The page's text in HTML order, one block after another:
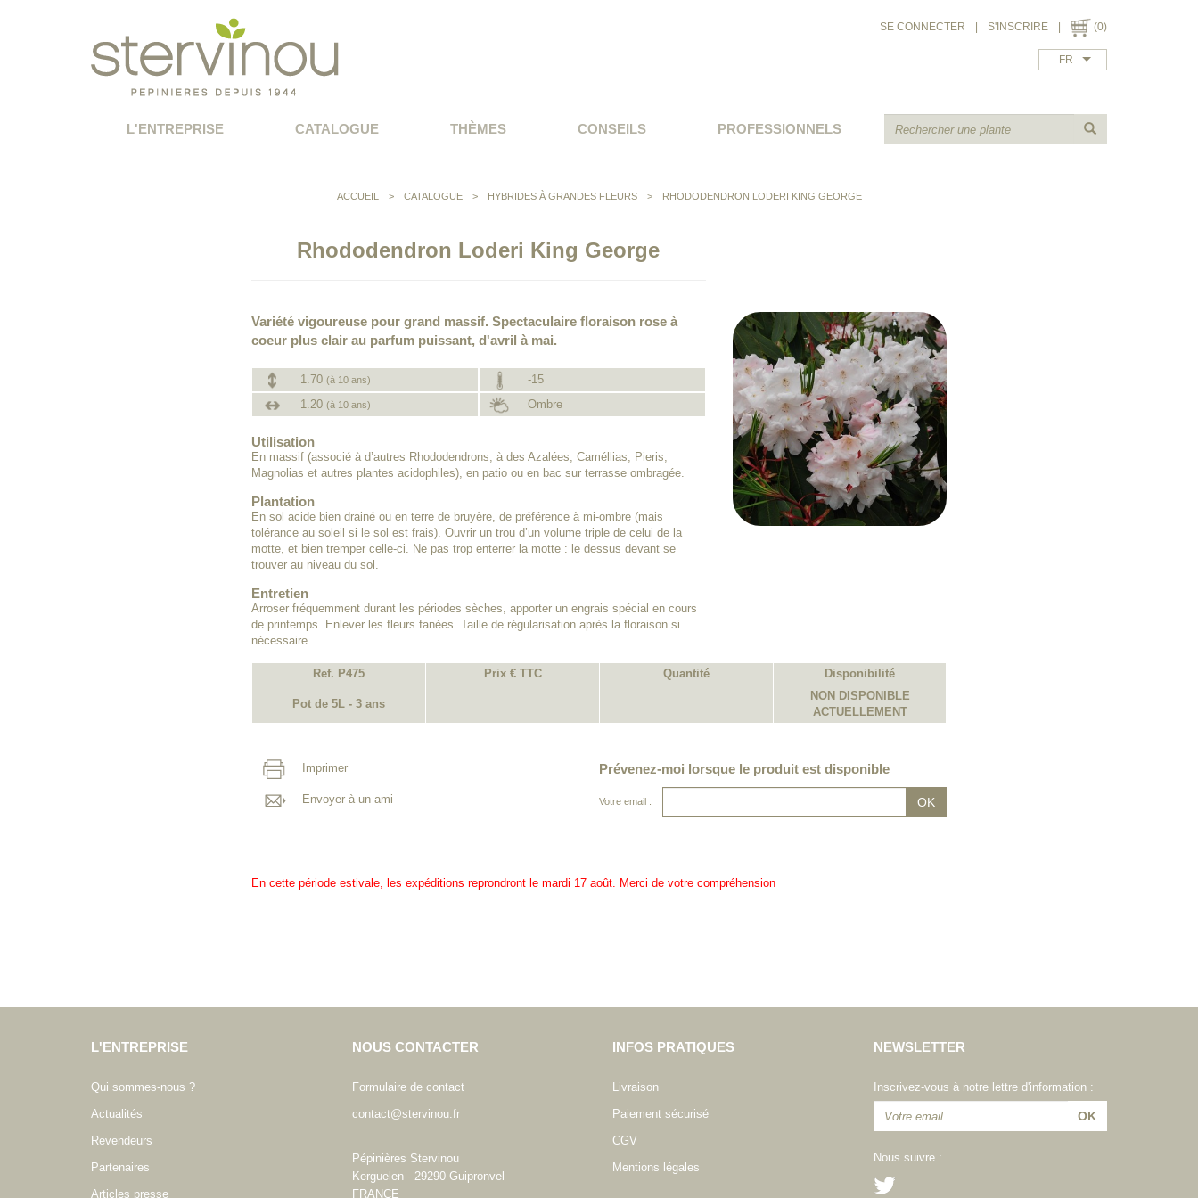
SE CONNECTER S'INSCRIRE (0)
FR
L'ENTREPRISE CATALOGUE THÈMES CONSEILS PROFESSIONNELS
ACCUEIL > CATALOGUE > HYBRIDES À GRANDES FLEURS > RHODODENDRON LODERI KING GEORGE
Rhododendron Loderi King George
Variété vigoureuse pour grand massif. Spectaculaire floraison rose à
coeur plus clair au parfum puissant, d'avril à mai.
1.70 (à 10 ans)
-15
1.20 (à 10 ans) Ombre
Utilisation
En massif (associé à d’autres Rhododendrons, à des Azalées, Caméllias, Pieris,
Magnolias et autres plantes acidophiles), en patio ou en bac sur terrasse ombragée.
Plantation
En sol acide bien drainé ou en terre de bruyère, de préférence à mi-ombre (mais
tolérance au soleil si le sol est frais). Ouvrir un trou d’un volume triple de celui de la
motte, et bien tremper celle-ci. Ne pas trop enterrer la motte : le dessus devant se
trouver au niveau du sol.
Entretien
Arroser fréquemment durant les périodes sèches, apporter un engrais spécial en cours
de printemps. Enlever les fleurs fanées. Taille de régularisation après la floraison si
nécessaire.
Ref. P475 Prix € TTC Quantité Disponibilité
Pot de 5L - 3 ans
NON DISPONIBLE
ACTUELLEMENT
Imprimer
Envoyer à un ami
Prévenez-moi lorsque le produit est disponible
Votre email :
En cette période estivale, les expéditions reprondront le mardi 17 août. Merci de votre compréhension
L'ENTREPRISE
Qui sommes-nous ?
Actualités
Revendeurs
Partenaires
Articles presse
NOUS CONTACTER
Formulaire de contact
contact@stervinou.fr
Pépinières Stervinou
Kerguelen - 29290 Guipronvel
FRANCE
INFOS PRATIQUES
Livraison
Paiement sécurisé
CGV
Mentions légales
NEWSLETTER
Inscrivez-vous à notre lettre d'information :
Nous suivre :